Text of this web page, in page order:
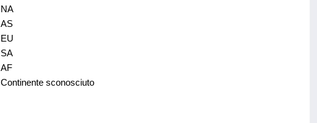
NA
AS
EU
SA
AF
Continente sconosciuto